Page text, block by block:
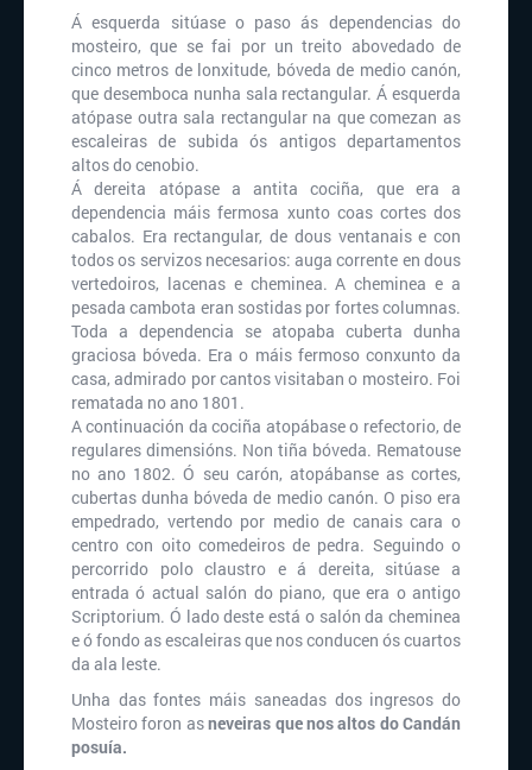
Á esquerda sitúase o paso ás dependencias do
mosteiro, que se fai por un treito abovedado de
cinco metros de lonxitude, bóveda de medio canón,
que desemboca nunha sala rectangular. Á esquerda
atópase outra sala rectangular na que comezan as
escaleiras de subida ós antigos departamentos
altos do cenobio.
Á dereita atópase a antita cociña, que era a
dependencia máis fermosa xunto coas cortes dos
cabalos. Era rectangular, de dous ventanais e con
todos os servizos necesarios: auga corrente en dous
vertedoiros, lacenas e cheminea. A cheminea e a
pesada cambota eran sostidas por fortes columnas.
Toda a dependencia se atopaba cuberta dunha
graciosa bóveda. Era o máis fermoso conxunto da
casa, admirado por cantos visitaban o mosteiro. Foi
rematada no ano 1801.
A continuación da cociña atopábase o refectorio, de
regulares dimensións. Non tiña bóveda. Rematouse
no ano 1802. Ó seu carón, atopábanse as cortes,
cubertas dunha bóveda de medio canón. O piso era
empedrado, vertendo por medio de canais cara o
centro con oito comedeiros de pedra. Seguindo o
percorrido polo claustro e á dereita, sitúase a
entrada ó actual salón do piano, que era o antigo
Scriptorium. Ó lado deste está o salón da cheminea
e ó fondo as escaleiras que nos conducen ós cuartos
da ala leste.
Unha das fontes máis saneadas dos ingresos do
Mosteiro foron asneveiras que nos altos do Candán
posuía.